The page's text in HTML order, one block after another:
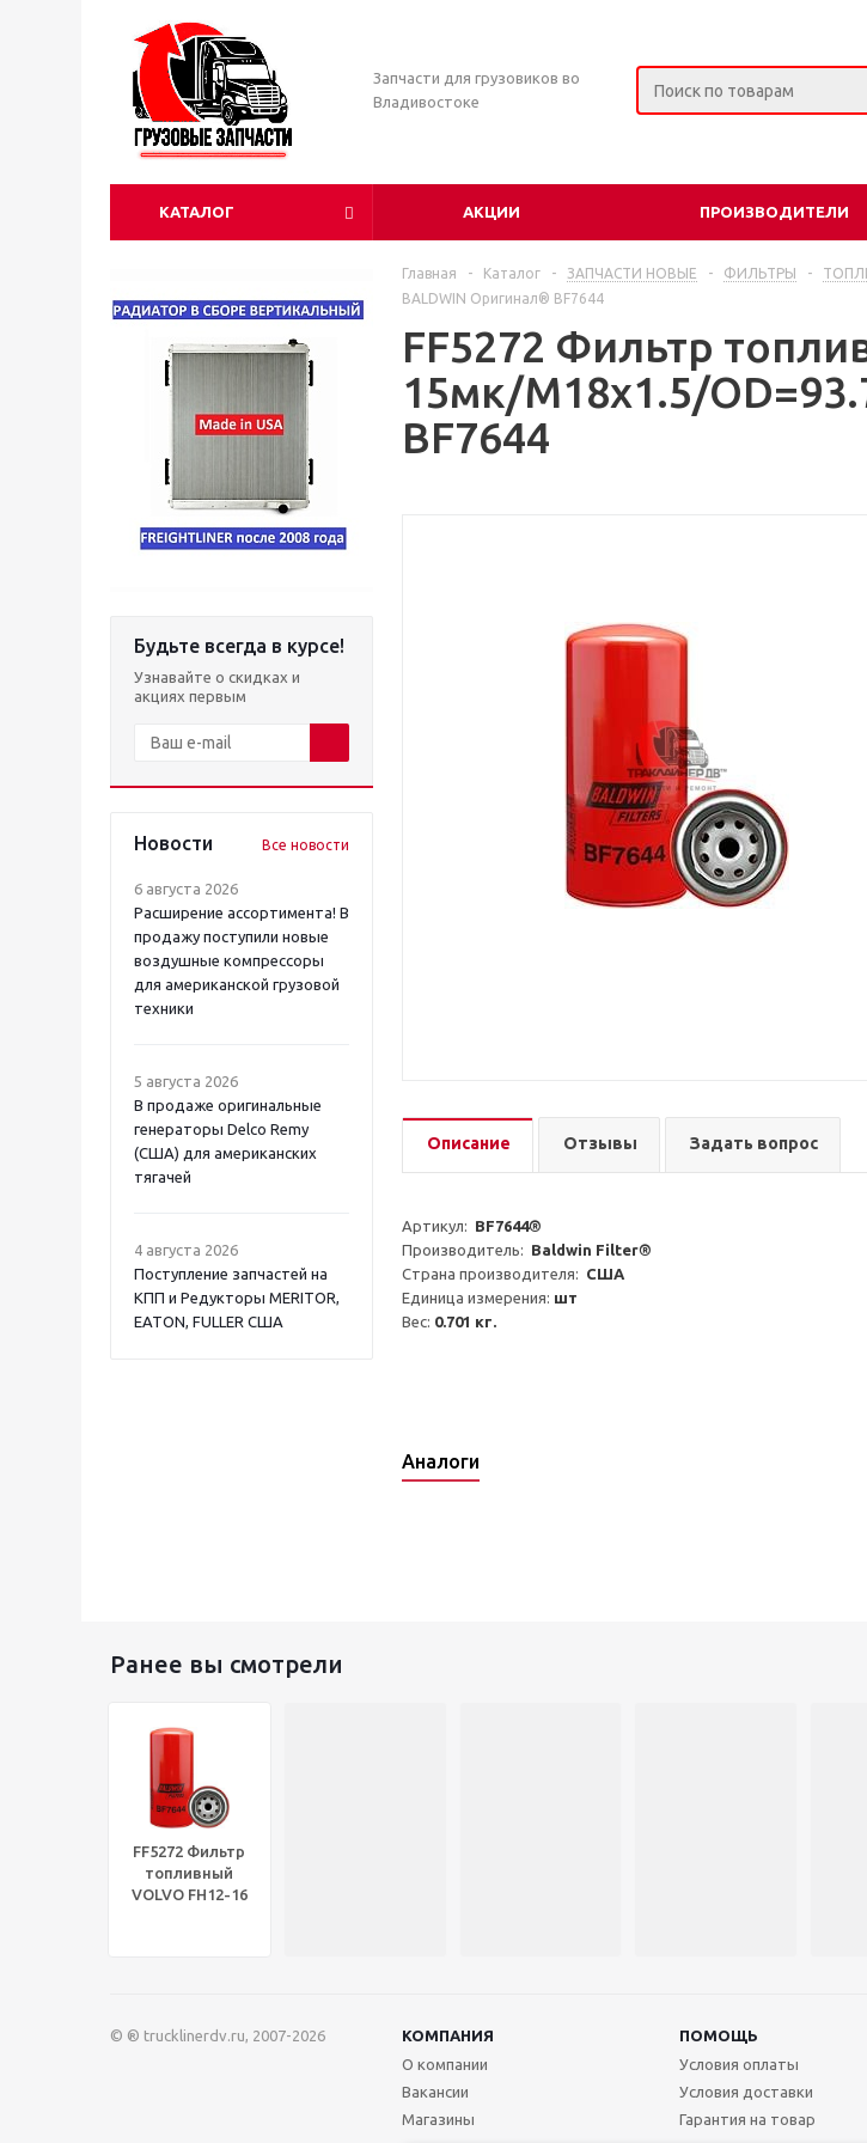
Запчасти для грузовиков во
Владивостоке
КАТАЛОГ АКЦИИ ПРОИЗВОДИТЕЛИ
Будьте всегда в курсе!
Узнавайте о скидках и
акциях первым
Новости Все новости
6 августа 2026
Расширение ассортимента! В
продажу поступили новые
воздушные компрессоры
для американской грузовой
техники
5 августа 2026
В продаже оригинальные
генераторы Delco Remy
(США) для американских
тягачей
4 августа 2026
Поступление запчастей на
КПП и Редукторы MERITOR,
EATON, FULLER США
Главная - Каталог - ЗАПЧАСТИ НОВЫЕ - ФИЛЬТРЫ -
BALDWIN Оригинал® BF7644
FF5272 Фильтр
15мк/M18x1.5/
BF7644
Описание Отзывы Задать вопрос
Артикул: BF7644®
Производитель: Baldwin Filter®
Страна производителя: США
Единица измерения: шт
Вес: 0.701 кг.
Аналоги
Ранее вы смотрели
FF5272 Фильтр
топливный
VOLVO FH12-16
© ® trucklinerdv.ru, 2007-2026 КОМПАНИЯ ПОМОЩЬ
О компании
Вакансии
Магазины
Условия оплаты
Условия доставки
Гарантия на товар